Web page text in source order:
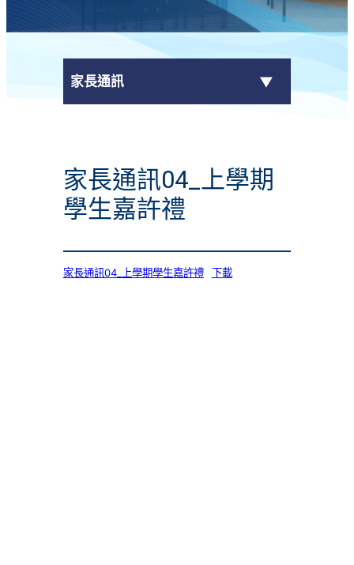
家長通訊
學校通告
家長通訊04_上學期
學生嘉許禮
家長通訊04_上學期學生嘉許禮 下載